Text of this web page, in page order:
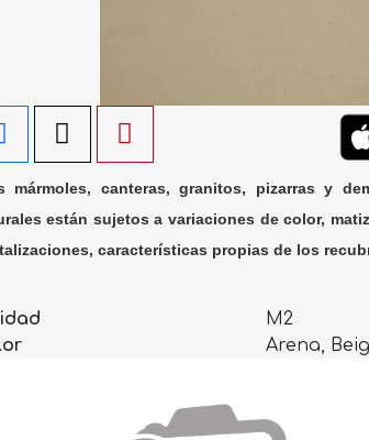
mármoles, canteras, granitos, pizarras y
están sujetos a variaciones de color,
características propias de los
M2
Arena,